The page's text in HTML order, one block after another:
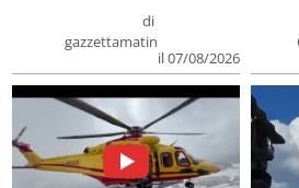
di
gazzettamatin
il 07/08/2026